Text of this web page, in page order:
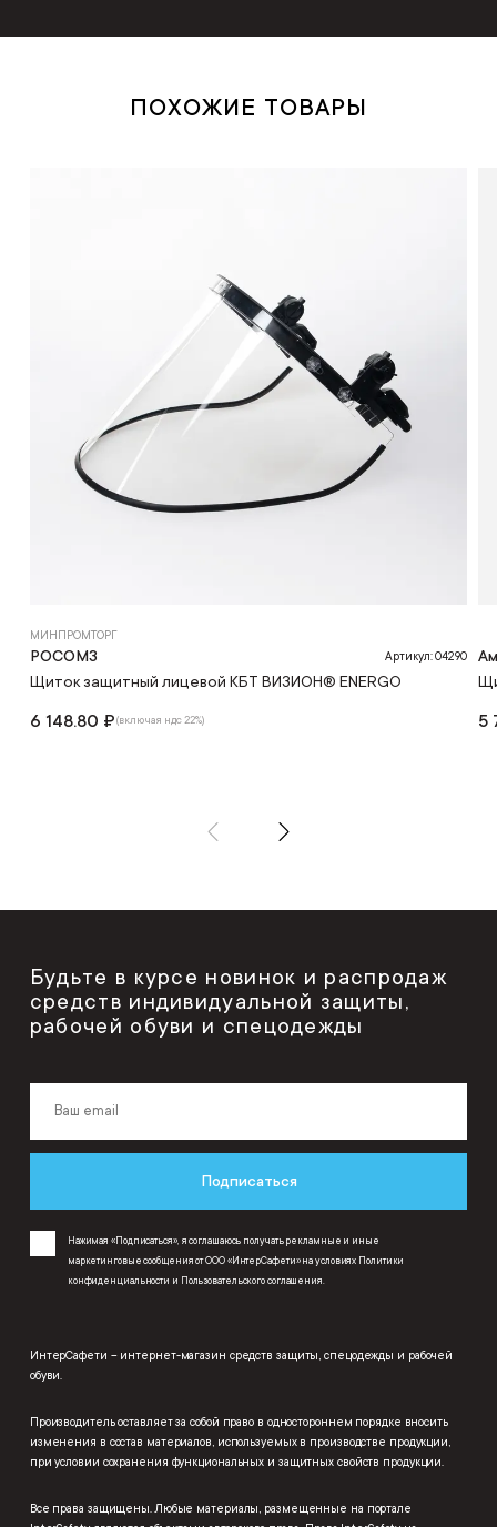
ПОХОЖИЕ ТОВАРЫ
МИНПРОМТОРГ
РОСОМЗ Артикул: 04290
Щиток защитный лицевой КБТ ВИЗИОН® ENERGO
6 148.80 ₽(включая ндс 22%) 5
Будьте в курсе новинок и распродаж
средств индивидуальной защиты,
рабочей обуви и спецодежды
Подписаться
Нажимая «Подписаться», я соглашаюсь получать рекламные и иные
маркетинговые сообщения от ООО «ИнтерСафети» на условиях Политики
конфиденциальности и Пользовательского соглашения
ИнтерСафети – интернет-магазин средств защиты, спецодежды и рабочей
обуви.
Производитель оставляет за собой право в одностороннем порядке вносить
изменения в состав материалов, используемых в производстве продукции,
при условии сохранения функциональных и защитных свойств продукции.
Все права защищены. Любые материалы, размещенные на портале